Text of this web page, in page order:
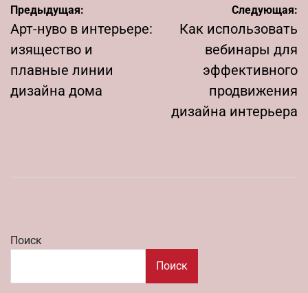
Навигация
по
записям
Предыдущая:
Арт-нуво в интерьере:
изящество и
плавные линии
дизайна дома
Следующая:
Как использовать
вебинары для
эффективного
продвижения
дизайна интерьера
Поиск
Поиск